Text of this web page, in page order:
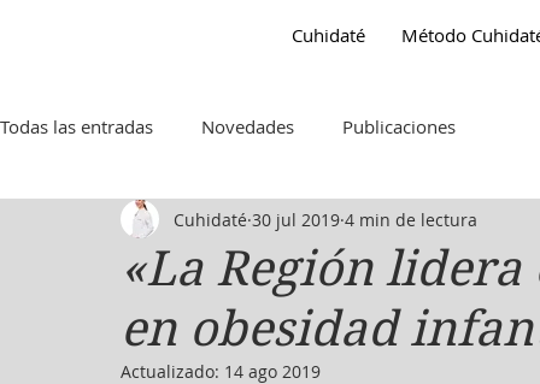
Cuhidaté Método
Todas las entradas Novedades Publicaciones
«La Región lidera
en obesidad
Cuhidaté 30 jul 2019 4 min de lectura
Actualizado: 14 ago 2019